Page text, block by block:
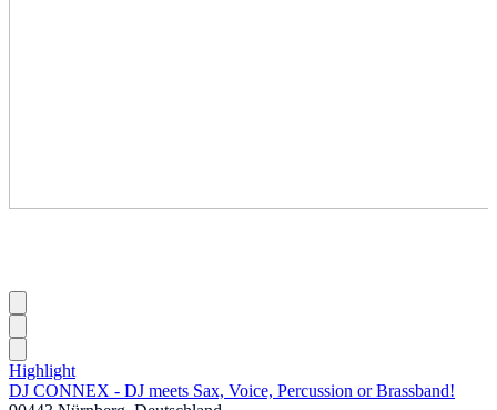
Highlight
DJ CONNEX - DJ meets Sax, Voice, Percussion or Brassband!